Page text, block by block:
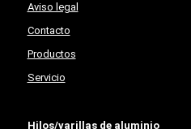
Aviso legal
Contacto
Productos
Servicio
Hilos/varillas de aluminio